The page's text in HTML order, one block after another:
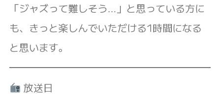
「ジャズって難しそう…」と思っている方に
も、きっと楽しんでいただける1時間になる
と思います。
放送日